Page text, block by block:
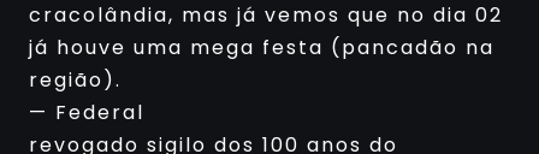
cracolândia, mas já vemos que no dia 02
já houve uma mega festa (pancadão na
região).
— Federal
revogado sigilo dos 100 anos do